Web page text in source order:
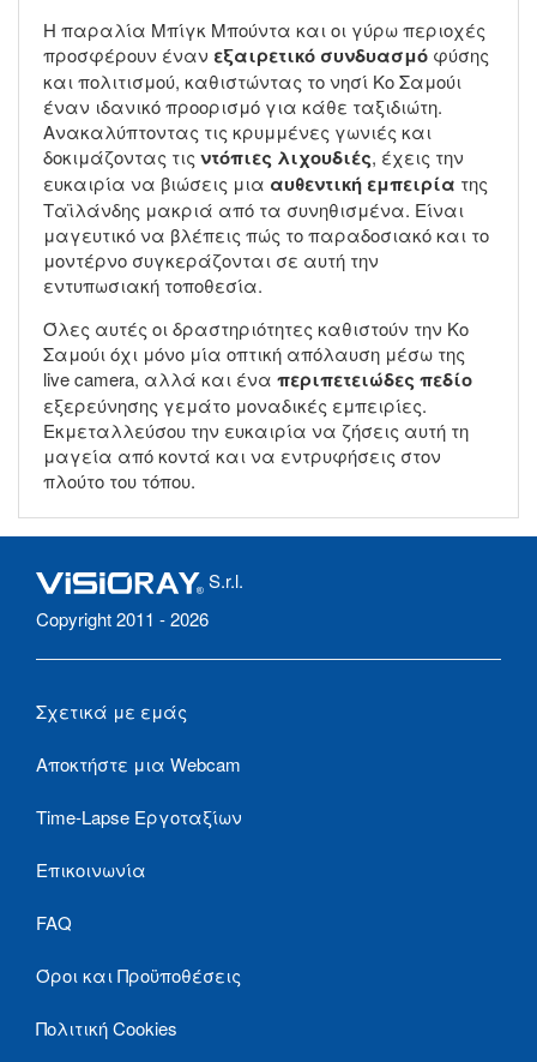
Η παραλία Μπίγκ Μπούντα και οι γύρω περιοχές
προσφέρουν έναν εξαιρετικό συνδυασμό φύσης
και πολιτισμού, καθιστώντας το νησί Κο Σαμούι
έναν ιδανικό προορισμό για κάθε ταξιδιώτη.
Ανακαλύπτοντας τις κρυμμένες γωνιές και
δοκιμάζοντας τις ντόπιες λιχουδιές, έχεις την
ευκαιρία να βιώσεις μια αυθεντική εμπειρία της
Ταϊλάνδης μακριά από τα συνηθισμένα. Είναι
μαγευτικό να βλέπεις πώς το παραδοσιακό και το
μοντέρνο συγκεράζονται σε αυτή την
εντυπωσιακή τοποθεσία.
Όλες αυτές οι δραστηριότητες καθιστούν την Κο
Σαμούι όχι μόνο μία οπτική απόλαυση μέσω της
live camera, αλλά και ένα περιπετειώδες πεδίο
εξερεύνησης γεμάτο μοναδικές εμπειρίες.
Εκμεταλλεύσου την ευκαιρία να ζήσεις αυτή τη
μαγεία από κοντά και να εντρυφήσεις στον
πλούτο του τόπου.
S.r.l.
Copyright 2011 - 2026
Σχετικά με εμάς
Αποκτήστε μια Webcam
Time-Lapse Εργοταξίων
Επικοινωνία
FAQ
Όροι και Προϋποθέσεις
Πολιτική Cookies